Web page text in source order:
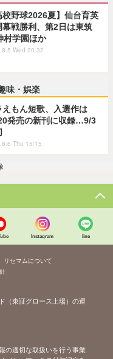
校野球2026夏】仙台育英
幕戦勝利、第2日は東筑
村学園ほか
Wed 20:32
味・娯楽
えもん短歌、入選作は
発売の新刊に収録…9/3
Thu 15:15
Instagram line
リセマムについて
（東証グロース上場）の運
の適切な取扱いを行う事業